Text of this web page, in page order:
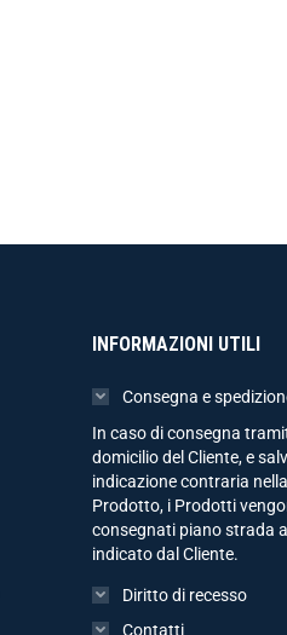
INFORMAZIONI UTILI
Consegna e
In caso di consegna
domicilio del Cliente, e
indicazione contraria
Prodotto, i Prodotti
consegnati piano strada
indicato dal Cliente.
Diritto di recesso
Contatti